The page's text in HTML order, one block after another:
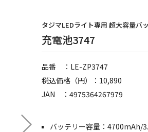
タジマLEDライト専用 超大容量バ
充電池3747
品番 ：LE-ZP3747
税込価格（円）：10,890
JAN ：4975364267979
バッテリー容量：4700mAh/